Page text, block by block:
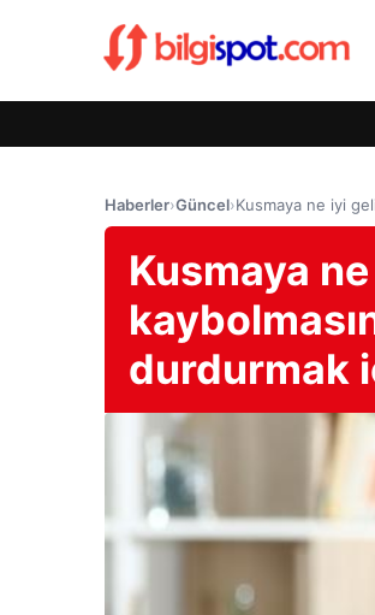
Haberler›Güncel›Kusmaya ne iyi
Kusmaya
durdurmak